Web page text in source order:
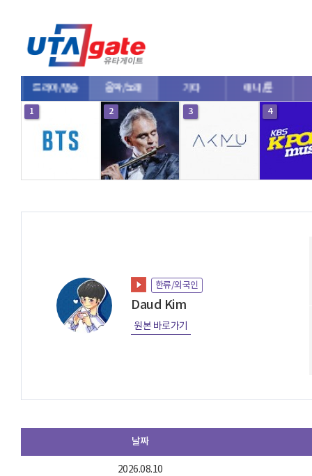
음악/노래 기타 애니/툰 기업
1 2 3 4
한류/외국인
Daud Kim
원본 바로가기
날짜
2026.08.10